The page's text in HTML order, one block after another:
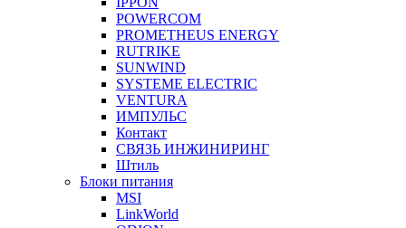
POWERCOM
PROMETHEUS ENERGY
RUTRIKE
SUNWIND
SYSTEME ELECTRIC
VENTURA
ИМПУЛЬС
Контакт
СВЯЗЬ ИНЖИНИРИНГ
Штиль
Блоки питания
MSI
LinkWorld